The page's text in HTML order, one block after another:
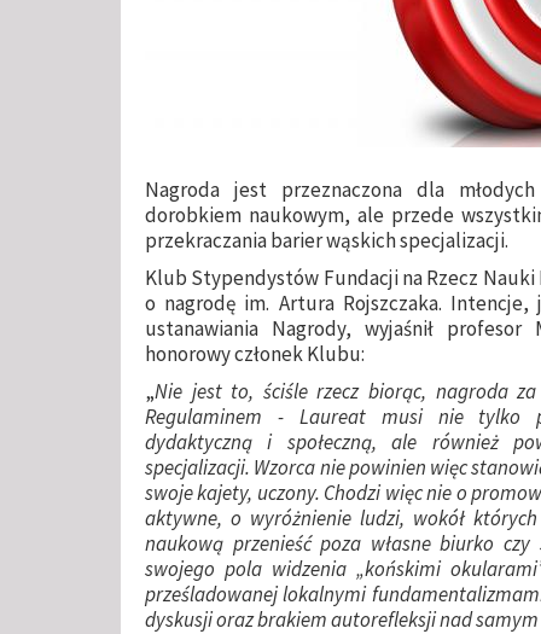
Nagroda jest przeznaczona dla
dorobkiem naukowym, ale przede
przekraczania barier wąskich specjalizacji.
Klub Stypendystów Fundacji na Rzecz
o nagrodę im. Artura Rojszczaka. Intencje,
ustanawiania Nagrody, wyjaśnił
honorowy członek Klubu:
„Nie jest to, ściśle rzecz biorąc, nagroda
Regulaminem - Laureat musi nie tylko
dydaktyczną i społeczną, ale również
specjalizacji. Wzorca nie powinien więc
swoje kajety, uczony. Chodzi więc nie o
aktywne, o wyróżnienie ludzi, wokół
naukową przenieść poza własne biurko
swojego pola widzenia „końskimi
prześladowanej lokalnymi
dyskusji oraz brakiem autorefleksji nad